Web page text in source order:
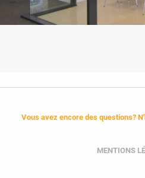
Vous avez encore des questions?
MENTIONS